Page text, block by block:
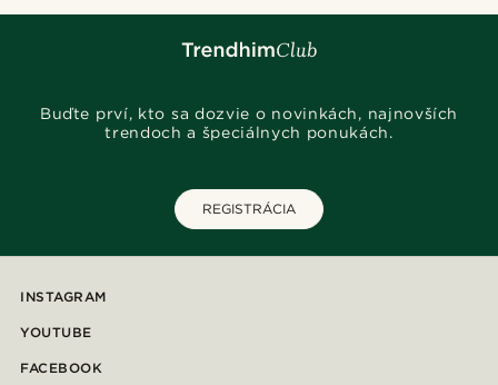
Buďte prví, kto sa dozvie o novinkách, najnovších
trendoch a špeciálnych ponukách.
REGISTRÁCIA
INSTAGRAM
YOUTUBE
FACEBOOK